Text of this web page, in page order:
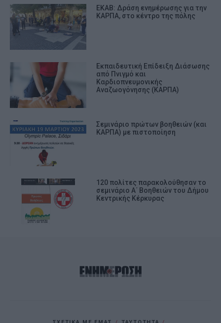
ΕΚΑΒ: Δράση ενημέρωσης για την
ΚΑΡΠΑ, στο κέντρο της πόλης
Εκπαιδευτική Επίδειξη Διάσωσης
από Πνιγμό και
Καρδιοπνευμονικής
Αναζωογόνησης (ΚΑΡΠΑ)
Σεμινάριο πρώτων βοηθειών (και
ΚΑΡΠΑ) με πιστοποίηση
120 πολίτες παρακολούθησαν το
σεμινάριο Α΄ Βοηθειών του Δήμου
Κεντρικής Κέρκυρας